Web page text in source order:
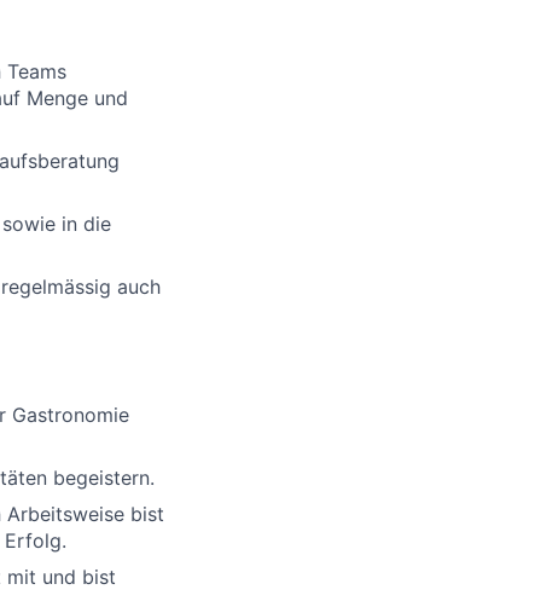
Menge und
in die
auch
Gastronomie
begeistern.
Arbeitsweise bist
Erfolg.
mit und bist